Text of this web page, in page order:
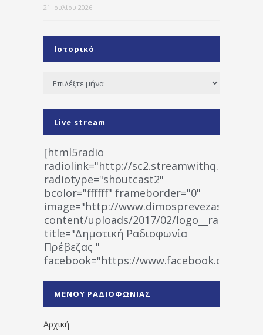
21 Ιουλίου 2026
Ιστορικό
Ιστορικό
Live stream
[html5radio
radiolink="http://
radiotype="shoutcast2"
bcolor="ffffff" frameborder="0"
image="http://www.dimosprevezas.gr/wp-
content/uploads/2017/02/
title="Δημοτική Ραδιοφωνία
Πρέβεζας "
facebook="https://www.facebook.com/
1531194763766854/" artist="" ]
ΜΕΝΟΥ ΡΑΔΙΟΦΩΝΙΑΣ
Αρχική